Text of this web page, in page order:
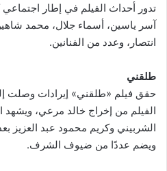
تدور أحداث الفيلم في إطار
آسر ياسين، أسماء جلال، محمد
انتصار، وعدد من الفنانين.
طلقني
حقق فيلم «طلقني» إيرادات وصلت
الفيلم من إخراج خالد مرعي، ويشهد
الشربيني وكريم محمود عبد العزيز بعد
ويضم عددًا من ضيوف الشرف.